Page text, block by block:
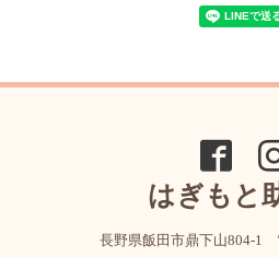
はぎもと
長野県飯田市鼎下山804-1